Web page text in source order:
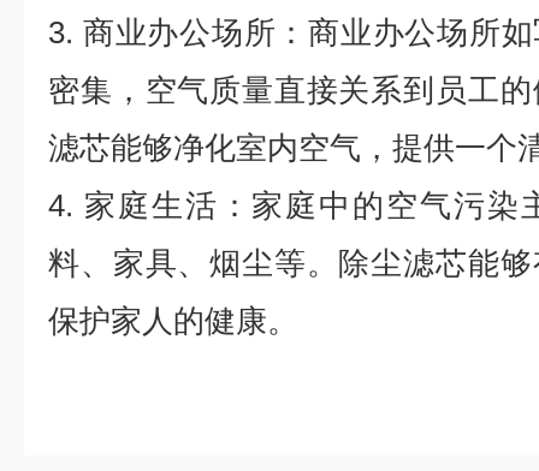
3. 商业办公场所：商业办公场所
密集，空气质量直接关系到员工
滤芯能够净化室内空气，提供一个
4. 家庭生活：家庭中的空气污染
料、家具、烟尘等。除尘滤芯能
保护家人的健康。